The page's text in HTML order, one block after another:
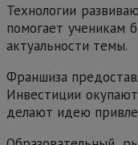
Технологии
помогает ученикам
актуальности темы.
Франшиза
Инвестиции
делают идею